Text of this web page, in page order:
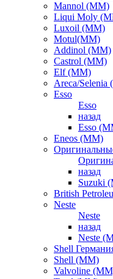
Mannol (ММ)
Liqui Moly
Luxoil (ММ)
Motul(ММ)
Addinol (ММ)
Castrol (ММ)
Elf (ММ)
Areca/
Esso
Esso
назад
Esso
Eneos (ММ)
назад
Suzuki
British
Neste
Neste
назад
Neste
Shell
Shell (ММ)
Valvoline